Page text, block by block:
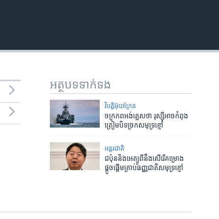
អត្ថបទ​ទាក់ទង
វិបត្តិអ៊ុយក្រែន
ចក្រភព​អង់គ្លេស​ថា​ រុស្ស៊ី​អាច​កំពុង​
ត្រៀម​​​​បិទ​ច្រកសមុទ្រ​ខ្មៅ​
អន្តរជាតិ
ជប៉ុន​និង​អេត្យូពី​នឹង​សើរើ​គម្រោង​
ផ្តួចផ្តើម​គ្រាប់ធញ្ញជាតិ​សមុទ្រ​ខ្មៅ